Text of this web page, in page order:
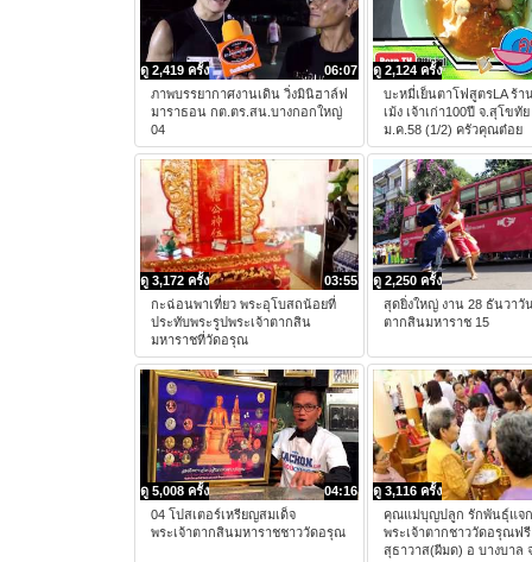
06:07
ดู 2,419 ครั้ง
ภาพบรรยากาศงานเดิน วิ่งมินิฮาล์ฟ
มาราธอน กต.ตร.สน.บางกอกใหญ่
04
ดู 2,124 ครั้ง
บะหมี่เย็นตาโฟสูตรLA ร้า
เม้ง เจ้าเก่า100ปี จ.สุโขทัย
ม.ค.58 (1/2) ครัวคุณต๋อย
03:55
ดู 3,172 ครั้ง
กะฉ่อนพาเที่ยว พระอุโบสถน้อยที่
ประทับพระรูปพระเจ้าตากสิน
มหาราชที่วัดอรุณ
ดู 2,250 ครั้ง
สุดยิ่งใหญ่ งาน 28 ธันวาวั
ตากสินมหาราช 15
04:16
ดู 5,008 ครั้ง
04 โปสเตอร์เหรียญสมเด็จ
พระเจ้าตากสินมหาราชชาววัดอรุณ
ดู 3,116 ครั้ง
คุณแม่บุญปลูก รักพันธุ์แจ
พระเจ้าตากชาววัดอรุณฟ
สุธาวาส(ผีมด) อ บางบาล